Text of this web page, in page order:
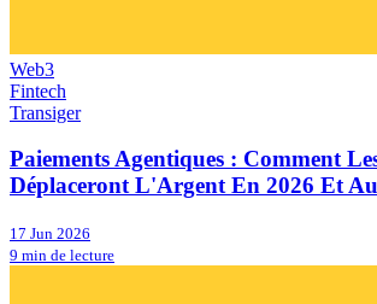
Web3
Fintech
Transiger
Paiements Agentiques : Comment
Déplaceront L'Argent En 2026 Et
17 Jun 2026
9 min de lecture